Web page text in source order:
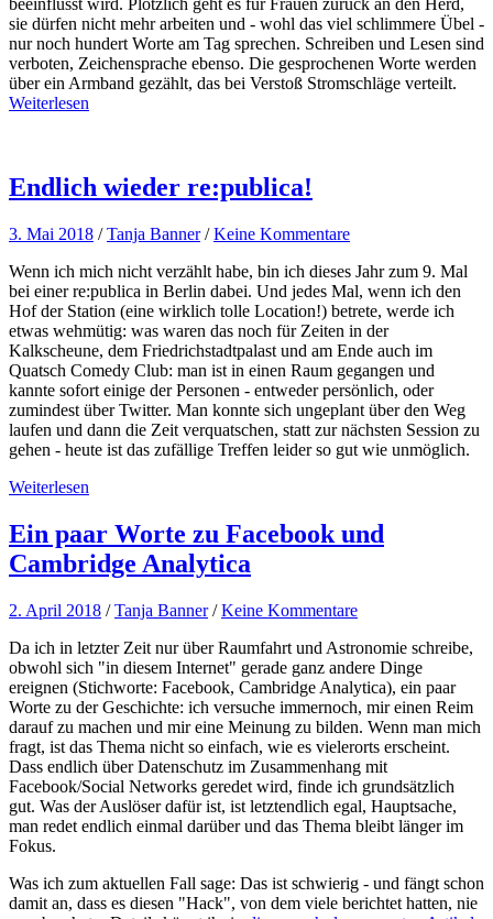
beeinflusst wird. Plötzlich geht es für Frauen zurück an den Herd,
sie dürfen nicht mehr arbeiten und - wohl das viel schlimmere Übel -
nur noch hundert Worte am Tag sprechen. Schreiben und Lesen sind
verboten, Zeichensprache ebenso. Die gesprochenen Worte werden
über ein Armband gezählt, das bei Verstoß Stromschläge verteilt.
Weiterlesen
Endlich wieder re:publica!
3. Mai 2018 /Tanja Banner /Keine Kommentare
Wenn ich mich nicht verzählt habe, bin ich dieses Jahr zum 9. Mal
bei einer re:publica in Berlin dabei. Und jedes Mal, wenn ich den
Hof der Station (eine wirklich tolle Location!) betrete, werde ich
etwas wehmütig: was waren das noch für Zeiten in der
Kalkscheune, dem Friedrichstadtpalast und am Ende auch im
Quatsch Comedy Club: man ist in einen Raum gegangen und
kannte sofort einige der Personen - entweder persönlich, oder
zumindest über Twitter. Man konnte sich ungeplant über den Weg
laufen und dann die Zeit verquatschen, statt zur nächsten Session zu
gehen - heute ist das zufällige Treffen leider so gut wie unmöglich.
Weiterlesen
Ein paar Worte zu Facebook und
Cambridge Analytica
2. April 2018 /Tanja Banner /Keine Kommentare
Da ich in letzter Zeit nur über Raumfahrt und Astronomie schreibe,
obwohl sich "in diesem Internet" gerade ganz andere Dinge
ereignen (Stichworte: Facebook, Cambridge Analytica), ein paar
Worte zu der Geschichte: ich versuche immernoch, mir einen Reim
darauf zu machen und mir eine Meinung zu bilden. Wenn man mich
fragt, ist das Thema nicht so einfach, wie es vielerorts erscheint.
Dass endlich über Datenschutz im Zusammenhang mit
Facebook/Social Networks geredet wird, finde ich grundsätzlich
gut. Was der Auslöser dafür ist, ist letztendlich egal, Hauptsache,
man redet endlich einmal darüber und das Thema bleibt länger im
Fokus.
Was ich zum aktuellen Fall sage: Das ist schwierig - und fängt schon
damit an, dass es diesen "Hack", von dem viele berichtet hatten, nie